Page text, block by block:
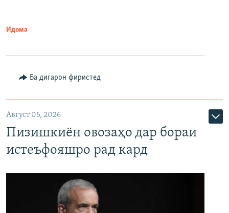
Идома
Ба дигарон фиристед
Август 05, 2026
Пизишкиён овозаҳо дар бораи
истеъфояшро рад кард